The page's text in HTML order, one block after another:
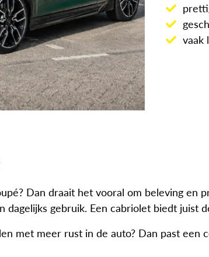
vaak
Dan draait het vooral om beleving en
gebruik. Een cabriolet biedt juist
met meer rust in de auto? Dan past een